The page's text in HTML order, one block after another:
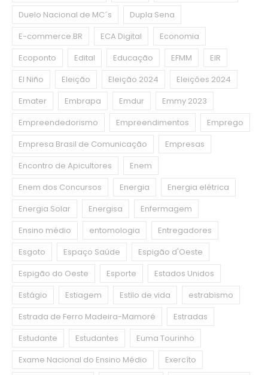
Duelo Nacional de MC´s
Dupla Sena
E-commerce.BR
ECA Digital
Economia
Ecoponto
Edital Educação EFMM
EIR
El Niño
Eleição Eleição 2024
Eleições 2024
Emater
Embrapa Emdur
Emmy 2023
Empreendedorismo
Empreendimentos
Emprego
Empresa Brasil de Comunicação
Empresas
Encontro de Apicultores
Enem
Enem dos Concursos
Energia
Energia elétrica
Energia Solar
Energisa
Enfermagem
Ensino médio
entomologia
Entregadores
Esgoto
Espaço Saúde
Espigão d'Oeste
Espigão do Oeste
Esporte
Estados Unidos
Estágio
Estiagem Estilo de vida
estrabismo
Estrada de Ferro Madeira-Mamoré
Estradas
Estudante
Estudantes
Euma Tourinho
Exame Nacional do Ensino Médio
Exercíto